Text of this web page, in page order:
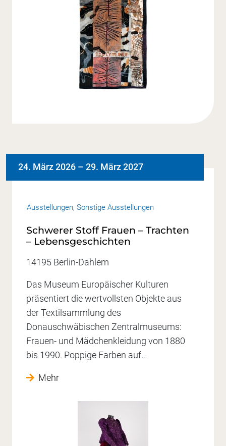
Ausstellungen, Sonstige Ausstellungen
24. März 2026 – 29. März 2027
Schwerer Stoff Frauen – Trachten
– Lebensgeschichten
14195 Berlin-Dahlem
Das Museum Europäischer Kulturen
präsentiert die wertvollsten Objekte aus
der Textilsammlung des
Donauschwäbischen Zentralmuseums:
Frauen- und Mädchenkleidung von 1880
bis 1990. Poppige Farben auf…
Mehr